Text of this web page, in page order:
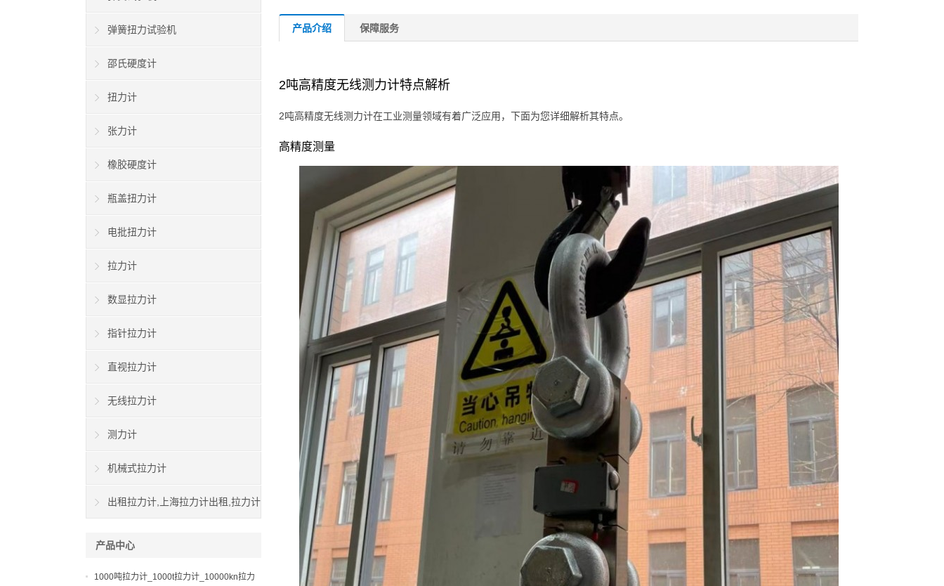
产品介绍 保障服务
2吨高精度无线测力计特点解析
2吨高精度无线测力计在工业测量领域有着广泛应用，下面为您详细解析其特点。
高精度测量
弹簧扭力试验机
邵氏硬度计
扭力计
张力计
橡胶硬度计
瓶盖扭力计
电批扭力计
拉力计
数显拉力计
指针拉力计
直视拉力计
无线拉力计
测力计
机械式拉力计
出租拉力计,上海拉力计出租,拉力计
产品中心
1000吨拉力计_1000t拉力计_10000kn拉力